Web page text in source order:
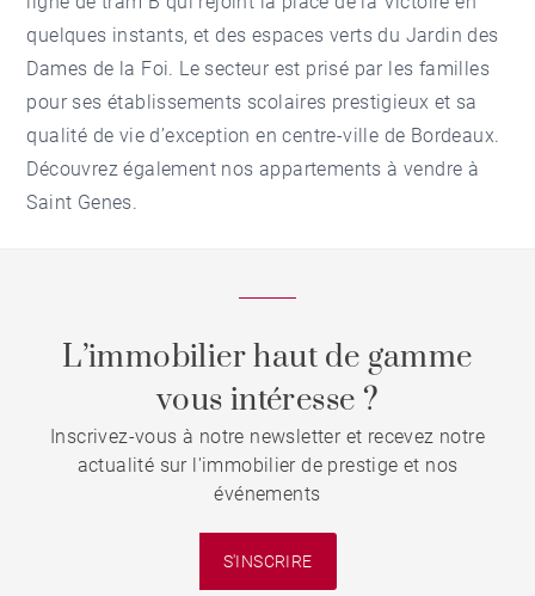
quelques instants, et des espaces verts du Jardin des
Dames de la Foi. Le secteur est prisé par les familles
pour ses établissements scolaires prestigieux et sa
qualité de vie d’exception en centre-ville de Bordeaux.
Découvrez également nosappartements à vendre à
Saint Genes.
L’immobilier haut de gamme
vous intéresse ?
Inscrivez-vous à notre newsletter et recevez notre
actualité sur l'immobilier de prestige et nos
événements
S'INSCRIRE